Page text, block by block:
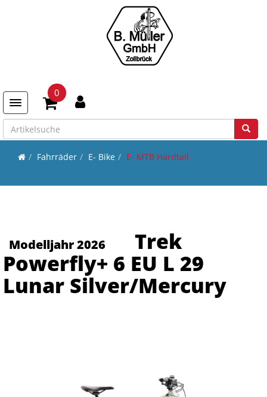
Toggle navigation
0
Fahrräder E- Bike E- MTB Hardtail
Modelljahr 2026
Trek
Powerfly+ 6 EU L 29
Lunar Silver/Mercury